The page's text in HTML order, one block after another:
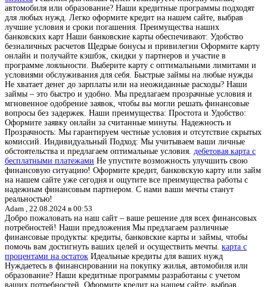
автомобиля или образование? Наши кредитные программы подходят
для любых нужд. Легко оформите кредит на нашем сайте, выбрав
лучшие условия и сроки погашения. Преимущества наших
банковских карт Наши банковские карты обеспечивают: Удобство
безналичных расчетов Щедрые бонусы и привилегии Оформите карту
онлайн и получайте кэшбэк, скидки у партнеров и участие в
программе лояльности. Выберите карту с оптимальными лимитами и
условиями обслуживания для себя. Быстрые займы на любые нужды
Не хватает денег до зарплаты или на неожиданные расходы? Наши
займы – это быстро и удобно. Мы предлагаем прозрачные условия и
мгновенное одобрение заявок, чтобы вы могли решать финансовые
вопросы без задержек. Наши преимущества: Простота и Удобство:
Оформите заявку онлайн за считанные минуты. Надежность и
Прозрачность: Мы гарантируем честные условия и отсутствие скрытых
комиссий. Индивидуальный Подход: Мы учитываем ваши личные
обстоятельства и предлагаем оптимальные условия. дебетовая карта с
бесплатными платежами Не упустите возможность улучшить свою
финансовую ситуацию! Оформите кредит, банковскую карту или займ
на нашем сайте уже сегодня и ощутите все преимущества работы с
надежным финансовым партнером. С нами ваши мечты станут
реальностью!
Adam , 22.08.2024 в 00:53
Добро пожаловать на наш сайт – ваше решение для всех финансовых
потребностей! Наши предложения Мы предлагаем различные
финансовые продукты: кредиты, банковские карты и займы, чтобы
помочь вам достигнуть ваших целей и осуществить мечты. карта с
процентами на остаток Идеальные кредиты для ваших нужд
Нуждаетесь в финансировании на покупку жилья, автомобиля или
образование? Наши кредитные программы разработаны с учетом
ваших потребностей. Оформите кредит на нашем сайте, выбрав